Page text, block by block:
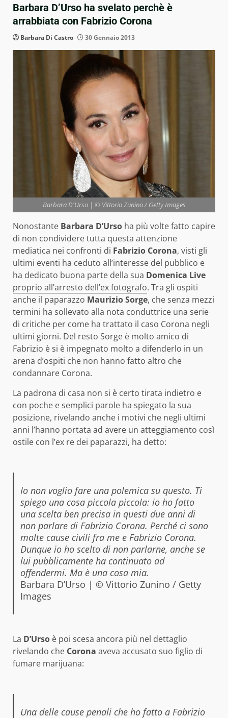
Barbara D’Urso ha svelato perchè è
arrabbiata con Fabrizio Corona
Barbara Di Castro 30 Gennaio 2013
Barbara D'Urso | © Vittorio Zunino / Getty Images
Nonostante Barbara D’Urso ha più volte fatto capire
di non condividere tutta questa attenzione
mediatica nei confronti di Fabrizio Corona, visti gli
ultimi eventi ha ceduto all’interesse del pubblico e
ha dedicato buona parte della sua Domenica Live
proprio all’arresto dell’ex fotografo. Tra gli ospiti
anche il paparazzo Maurizio Sorge, che senza mezzi
termini ha sollevato alla nota conduttrice una serie
di critiche per come ha trattato il caso Corona negli
ultimi giorni. Del resto Sorge è molto amico di
Fabrizio è si è impegnato molto a difenderlo in un
arena d’ospiti che non hanno fatto altro che
condannare Corona.
La padrona di casa non si è certo tirata indietro e
con poche e semplici parole ha spiegato la sua
posizione, rivelando anche i motivi che negli ultimi
anni l’hanno portata ad avere un atteggiamento così
ostile con l’ex re dei paparazzi, ha detto:
Io non voglio fare una polemica su questo. Ti
spiego una cosa piccola piccola: io ho fatto
una scelta ben precisa in questi due anni di
non parlare di Fabrizio Corona. Perché ci sono
molte cause civili fra me e Fabrizio Corona.
Dunque io ho scelto di non parlarne, anche se
lui pubblicamente ha continuato ad
offendermi. Ma è una cosa mia.
Barbara D’Urso | © Vittorio Zunino / Getty
Images
La D’Urso è poi scesa ancora più nel dettaglio
rivelando che Corona aveva accusato suo figlio di
fumare marijuana:
Una delle cause penali che ho fatto a Fabrizio